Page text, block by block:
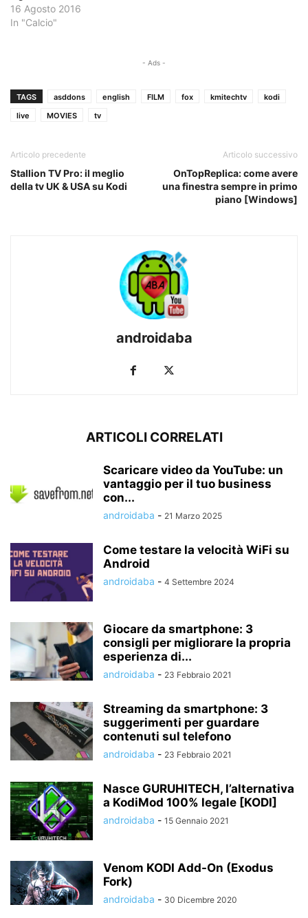
16 Agosto 2016
In "Calcio"
- Ads -
TAGS asddons english FILM fox kmitechtv
kodi
live
MOVIES tv
Articolo precedente
Stallion TV Pro: il meglio
della tv UK & USA su Kodi
Articolo successivo
OnTopReplica: come avere
una finestra sempre in primo
piano [Windows]
androidaba
ARTICOLI CORRELATI
Scaricare video da YouTube: un
vantaggio per il tuo business
con...
androidaba - 21 Marzo 2025
Come testare la velocità WiFi su
Android
androidaba - 4 Settembre 2024
Giocare da smartphone: 3
consigli per migliorare la propria
esperienza di...
androidaba - 23 Febbraio 2021
Streaming da smartphone: 3
suggerimenti per guardare
contenuti sul telefono
androidaba - 23 Febbraio 2021
Nasce GURUHITECH, l’alternativa
a KodiMod 100% legale [KODI]
androidaba - 15 Gennaio 2021
Venom KODI Add-On (Exodus
Fork)
androidaba - 30 Dicembre 2020